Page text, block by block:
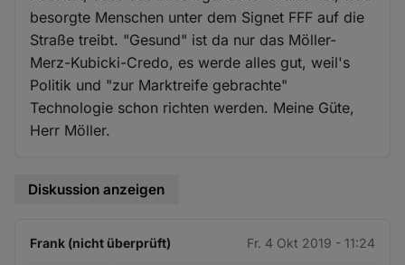
besorgte Menschen unter dem Signet FFF auf die
Straße treibt. "Gesund" ist da nur das Möller-
Merz-Kubicki-Credo, es werde alles gut, weil's
Politik und "zur Marktreife gebrachte"
Technologie schon richten werden. Meine Güte,
Herr Möller.
Diskussion anzeigen
Frank (nicht überprüft) Fr. 4 Okt 2019 - 11:24